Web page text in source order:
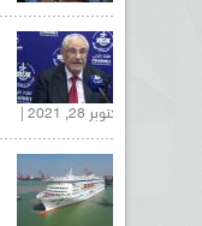
أكتوبر 28, 2021 |